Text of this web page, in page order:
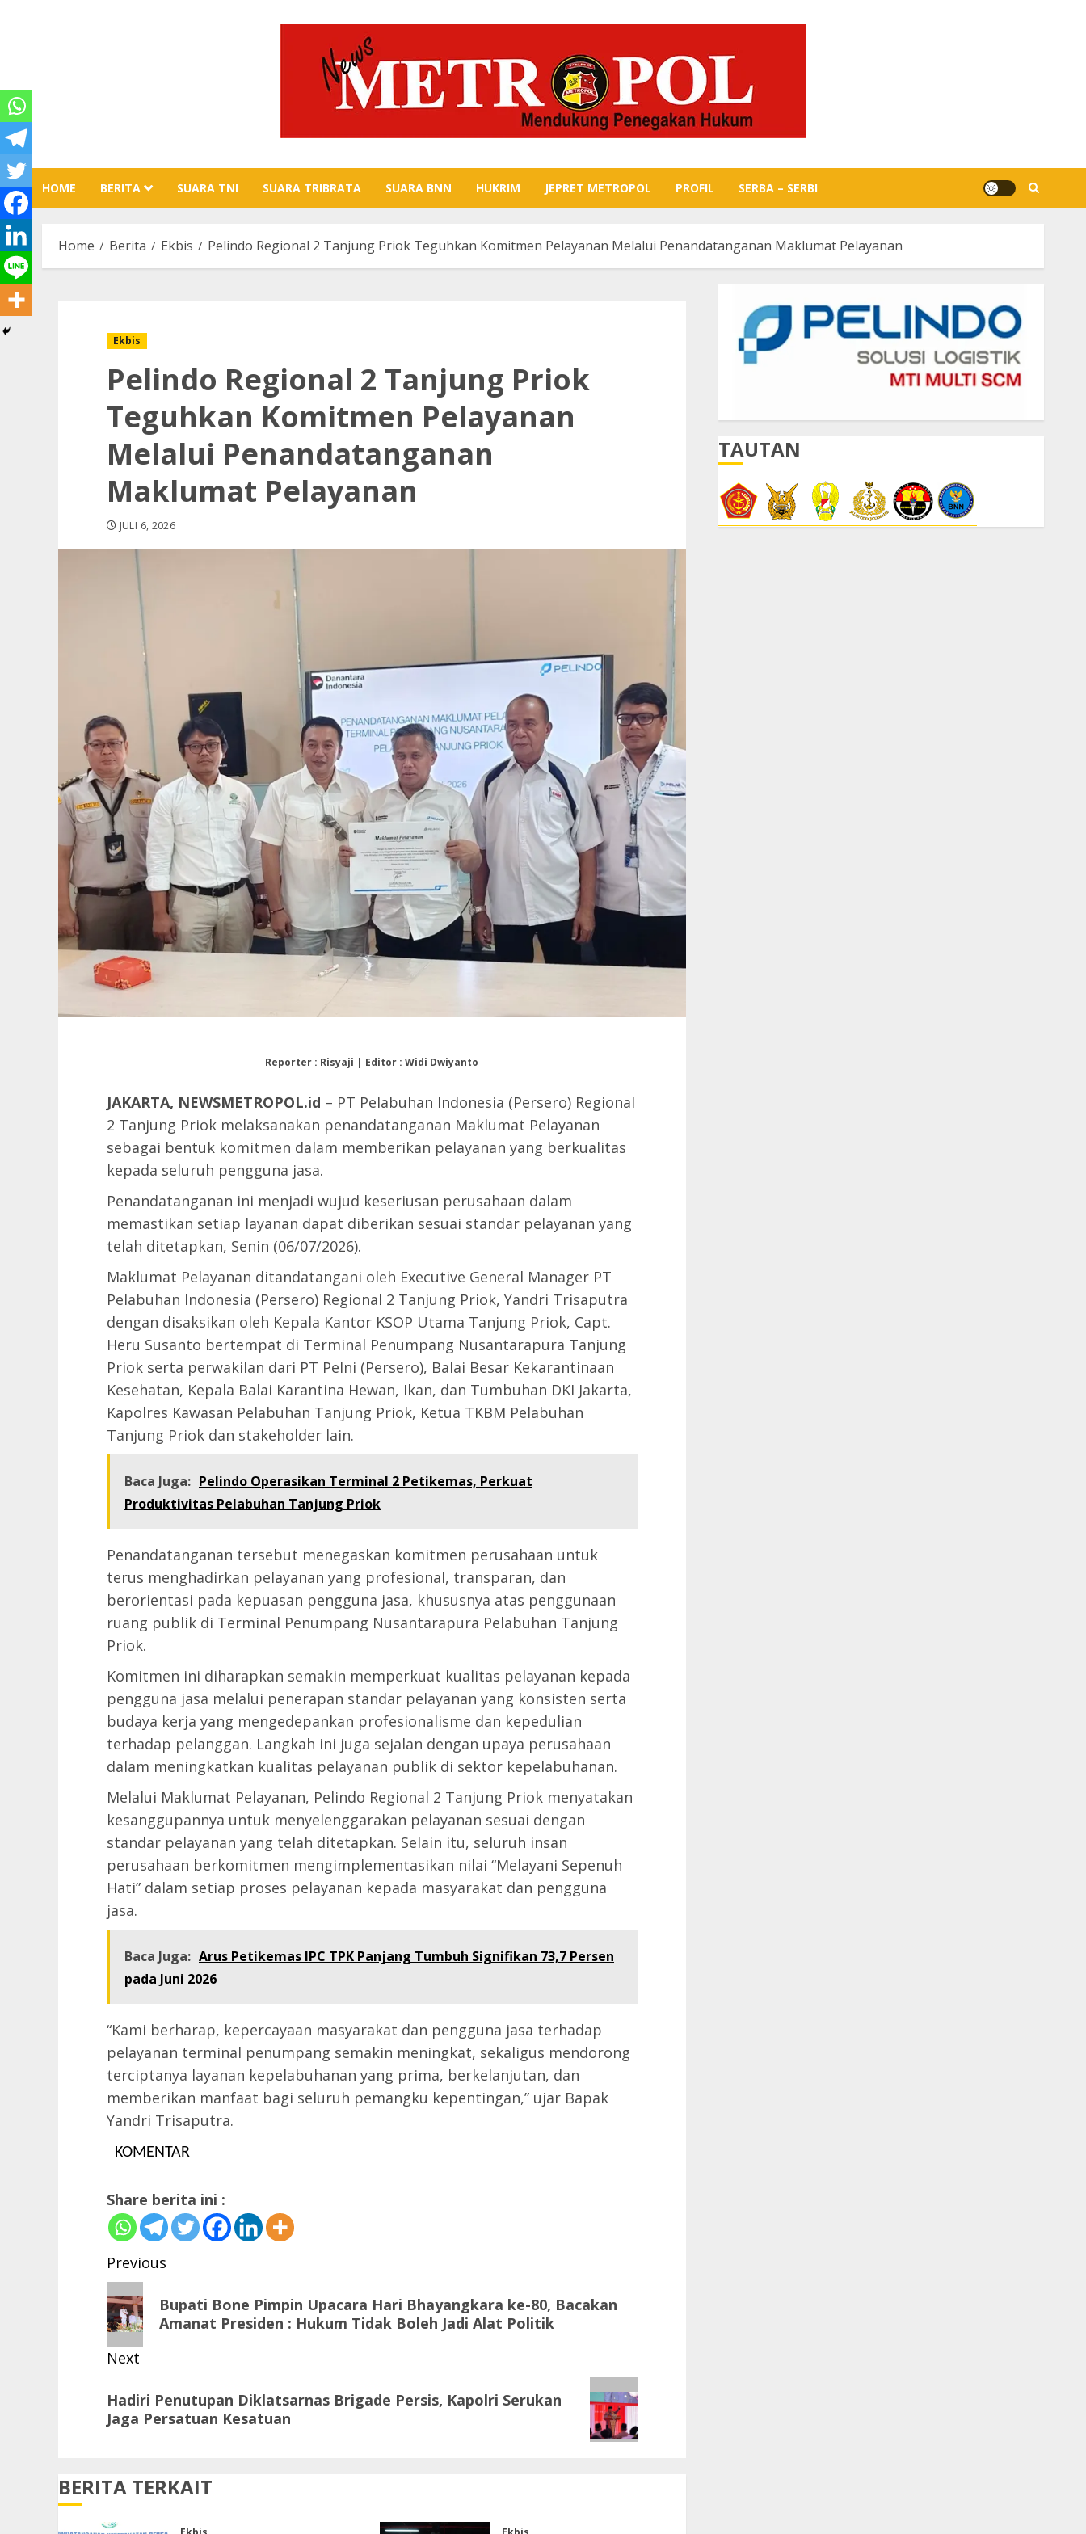
HOME BERITA SUARA TNI SUARA TRIBRATA SUARA BNN HUKRIM JEPRET METROPOL PROFIL SERBA – SERBI
Home Berita Ekbis Pelindo Regional 2 Tanjung Priok Teguhkan Komitmen Pelayanan Melalui Penandatanganan Maklumat Pelayanan
Ekbis
Pelindo Regional 2 Tanjung Priok
Teguhkan Komitmen Pelayanan
Melalui Penandatanganan
Maklumat Pelayanan
JULI 6, 2026
Reporter : Risyaji | Editor : Widi Dwiyanto
JAKARTA, NEWSMETROPOL.id – PT Pelabuhan Indonesia (Persero) Regional
2 Tanjung Priok melaksanakan penandatanganan Maklumat Pelayanan
sebagai bentuk komitmen dalam memberikan pelayanan yang berkualitas
kepada seluruh pengguna jasa.
Penandatanganan ini menjadi wujud keseriusan perusahaan dalam
memastikan setiap layanan dapat diberikan sesuai standar pelayanan yang
telah ditetapkan, Senin (06/07/2026).
Maklumat Pelayanan ditandatangani oleh Executive General Manager PT
Pelabuhan Indonesia (Persero) Regional 2 Tanjung Priok, Yandri Trisaputra
dengan disaksikan oleh Kepala Kantor KSOP Utama Tanjung Priok, Capt.
Heru Susanto bertempat di Terminal Penumpang Nusantarapura Tanjung
Priok serta perwakilan dari PT Pelni (Persero), Balai Besar Kekarantinaan
Kesehatan, Kepala Balai Karantina Hewan, Ikan, dan Tumbuhan DKI Jakarta,
Kapolres Kawasan Pelabuhan Tanjung Priok, Ketua TKBM Pelabuhan
Tanjung Priok dan stakeholder lain.
Baca Juga: Pelindo Operasikan Terminal 2 Petikemas, Perkuat
Produktivitas Pelabuhan Tanjung Priok
Penandatanganan tersebut menegaskan komitmen perusahaan untuk
terus menghadirkan pelayanan yang profesional, transparan, dan
berorientasi pada kepuasan pengguna jasa, khususnya atas penggunaan
ruang publik di Terminal Penumpang Nusantarapura Pelabuhan Tanjung
Priok.
Komitmen ini diharapkan semakin memperkuat kualitas pelayanan kepada
pengguna jasa melalui penerapan standar pelayanan yang konsisten serta
budaya kerja yang mengedepankan profesionalisme dan kepedulian
terhadap pelanggan. Langkah ini juga sejalan dengan upaya perusahaan
dalam meningkatkan kualitas pelayanan publik di sektor kepelabuhanan.
Melalui Maklumat Pelayanan, Pelindo Regional 2 Tanjung Priok menyatakan
kesanggupannya untuk menyelenggarakan pelayanan sesuai dengan
standar pelayanan yang telah ditetapkan. Selain itu, seluruh insan
perusahaan berkomitmen mengimplementasikan nilai “Melayani Sepenuh
Hati” dalam setiap proses pelayanan kepada masyarakat dan pengguna
jasa.
Baca Juga: Arus Petikemas IPC TPK Panjang Tumbuh Signifikan 73,7 Persen
pada Juni 2026
“Kami berharap, kepercayaan masyarakat dan pengguna jasa terhadap
pelayanan terminal penumpang semakin meningkat, sekaligus mendorong
terciptanya layanan kepelabuhanan yang prima, berkelanjutan, dan
memberikan manfaat bagi seluruh pemangku kepentingan,” ujar Bapak
Yandri Trisaputra.
KOMENTAR
Share berita ini :
Post
navigation
Previous
Previous
post:
Bupati Bone Pimpin Upacara Hari Bhayangkara ke-80, Bacakan
Amanat Presiden : Hukum Tidak Boleh Jadi Alat Politik
Next
post:
Hadiri Penutupan Diklatsarnas Brigade Persis, Kapolri Serukan
Jaga Persatuan Kesatuan
BERITA TERKAIT
TAUTAN